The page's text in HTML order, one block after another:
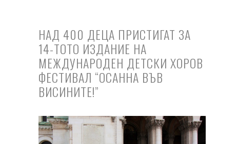
НАД 400 ДЕЦА ПРИСТИГАТ ЗА
14-ТОТО ИЗДАНИЕ НА
МЕЖДУНАРОДЕН ДЕТСКИ ХОРОВ
ФЕСТИВАЛ “ОСАННА ВЪВ
ВИСИНИТЕ!”